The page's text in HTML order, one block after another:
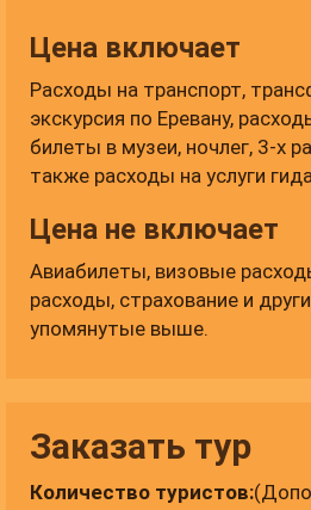
Цена включает
Расходы на транспорт,
экскурсия по Еревану,
билеты в музеи, ночлег, 3-х
также расходы на услуги
Цена не включает
Авиабилеты, визовые
расходы, страхование и
упомянутые выше.
Заказать тур
Количество туристов: